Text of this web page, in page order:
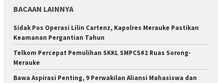
BACAAN LAINNYA
Sidak Pos Operasi Lilin Cartenz, Kapolres Merauke Pastikan
Keamanan Pergantian Tahun
Telkom Percepat Pemulihan SKKL SMPCS#2 Ruas Sorong-
Merauke
Bawa Aspirasi Penting, 9 Perwakilan Aliansi Mahasiswa dan